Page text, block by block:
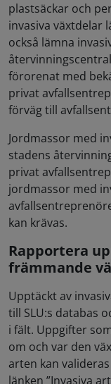
plastsäckar och
invasiva växtdelar
också lämna
förorenat med
privat
förväg till
Jordmassor med
stadens
privat
jordmassor med
kan krävas.
Rapportera
främmande
Upptäckt av
till SLU:s databas
i fält. Uppgifter
om och var den
arten kan
länken ”Invasiva